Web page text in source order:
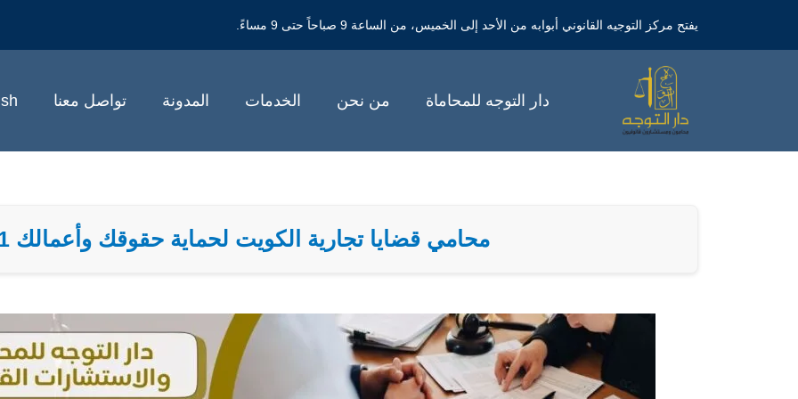
يفتح مركز التوجيه القانوني أبوابه من الأحد إلى الخميس، من الساعة 9 صباحاً حتى 9 مساءً.
دار التوجه للمحاماة من نحن الخدمات المدونة تواصل معنا
محامي قضايا تجارية الكويت لحماية حقوقك وأعمالك 94959511